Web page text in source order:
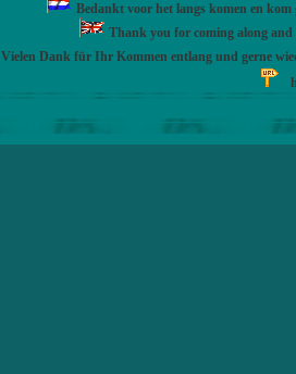
Bedankt voor het langs komen en
Thank you for coming along and
Vielen Dank für Ihr Kommen entlang und gerne